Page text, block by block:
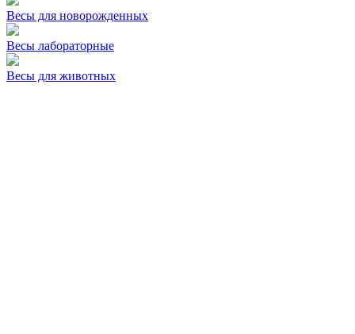
Весы для новорожденных
Весы лабораторные
Весы для животных